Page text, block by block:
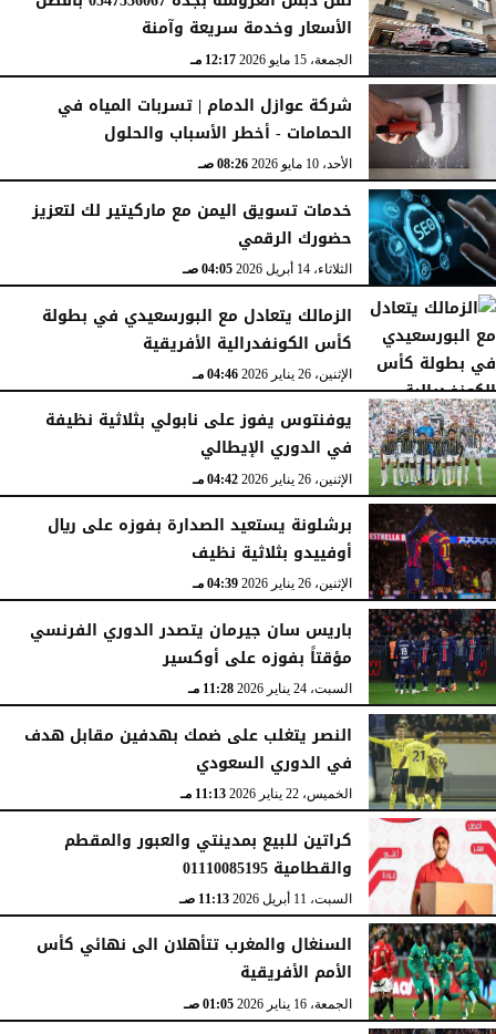
الأسعار وخدمة سريعة وآمنة
الجمعة، 15 مايو 2026 12:17 مـ
شركة عوازل الدمام | تسربات المياه في
الحمامات - أخطر الأسباب والحلول
الأحد، 10 مايو 2026 08:26 صـ
خدمات تسويق اليمن مع ماركيتير لك لتعزيز
حضورك الرقمي
الثلاثاء، 14 أبريل 2026 04:05 صـ
الزمالك يتعادل مع البورسعيدي في بطولة
كأس الكونفدرالية الأفريقية
الإثنين، 26 يناير 2026 04:46 مـ
يوفنتوس يفوز على نابولي بثلاثية نظيفة
في الدوري الإيطالي
الإثنين، 26 يناير 2026 04:42 مـ
برشلونة يستعيد الصدارة بفوزه على ريال
أوفييدو بثلاثية نظيف
الإثنين، 26 يناير 2026 04:39 مـ
باريس سان جيرمان يتصدر الدوري الفرنسي
مؤقتاً بفوزه على أوكسير
السبت، 24 يناير 2026 11:28 مـ
النصر يتغلب على ضمك بهدفين مقابل هدف
في الدوري السعودي
الخميس، 22 يناير 2026 11:13 مـ
كراتين للبيع بمدينتي والعبور والمقطم
والقطامية 01110085195
السبت، 11 أبريل 2026 11:13 صـ
السنغال والمغرب تتأهلان الى نهائي كأس
الأمم الأفريقية
الجمعة، 16 يناير 2026 01:05 صـ